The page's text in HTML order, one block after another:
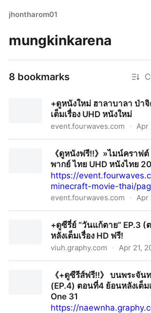
jhontharom01
mungkinkarena
8 bookmarks
+ดูหนังใหม่ ฮาลาบาลา ป่า
เต็มเรื่อง UHD หนังใหม่
event.fourwaves.com · Apr
《ดูหนังฟรี!!》»ไมน์คราฟต์
พากย์ ไทย UHD หนังไทย
https://
minecraft-movie-thai/
event.fourwaves.com · Apr
หนังไทย 2025+ดูซีรี่ย์ “วันแก้ตาย” EP.3
หลังเต็มเรื่อง HD ฟรี!
viuh.graphy.com · Apr 21,
《+ดูซีรีส์ฟรี!!》 บนพระจัน
(EP.4) ตอนที่4 ย้อนหลังเต็
One 31
https://